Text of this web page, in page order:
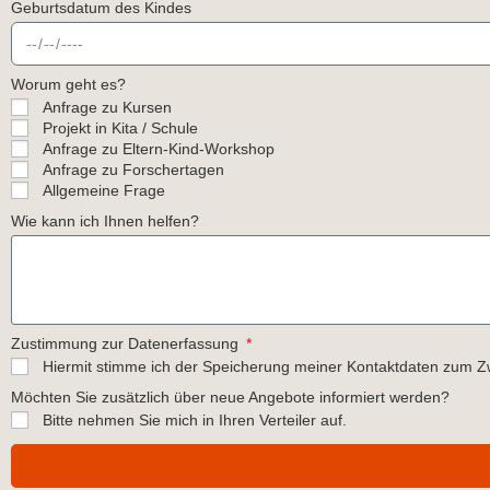
Geburtsdatum des Kindes
Worum geht es?
Anfrage zu Kursen
Projekt in Kita / Schule
Anfrage zu Eltern-Kind-Workshop
Anfrage zu Forschertagen
Allgemeine Frage
Wie kann ich Ihnen helfen?
Zustimmung zur Datenerfassung
Hiermit stimme ich der Speicherung meiner Kontaktdaten zum
Möchten Sie zusätzlich über neue Angebote informiert werden?
Bitte nehmen Sie mich in Ihren Verteiler auf.